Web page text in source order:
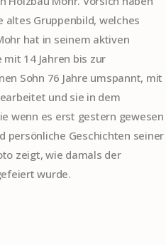
altes Gruppenbild, welches
hat in seinem aktiven
14 Jahren bis zur
Sohn 76 Jahre umspannt, mit
und sie in dem
wenn es erst gestern gewesen
persönliche Geschichten seiner
zeigt, wie damals der
wurde.